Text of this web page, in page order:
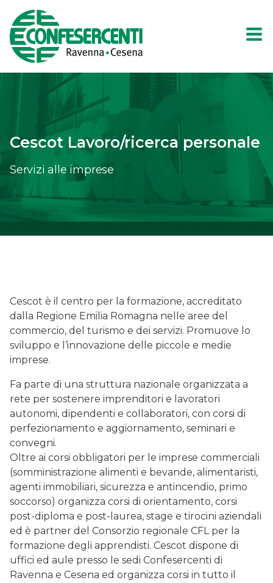
Cescot Lavoro/ricerca personale
Servizi alle imprese
Cescot è il centro per la formazione, accreditato
dalla Regione Emilia Romagna nelle aree del
commercio, del turismo e dei servizi. Promuove lo
sviluppo e l’innovazione delle piccole e medie
imprese.
Fa parte di una struttura nazionale organizzata a
rete per sostenere imprenditori e lavoratori
autonomi, dipendenti e collaboratori, con corsi di
perfezionamento e aggiornamento, seminari e
convegni.
Oltre ai corsi obbligatori per le imprese commerciali
(somministrazione alimenti e bevande, alimentaristi,
agenti immobiliari, sicurezza e antincendio, primo
soccorso) organizza corsi di orientamento, corsi
post-diploma e post-laurea, stage e tirocini aziendali
ed è partner del Consorzio regionale CFL per la
formazione degli apprendisti. Cescot dispone di
uffici ed aule presso le sedi Confesercenti di
Ravenna e Cesena ed organizza corsi in tutto il